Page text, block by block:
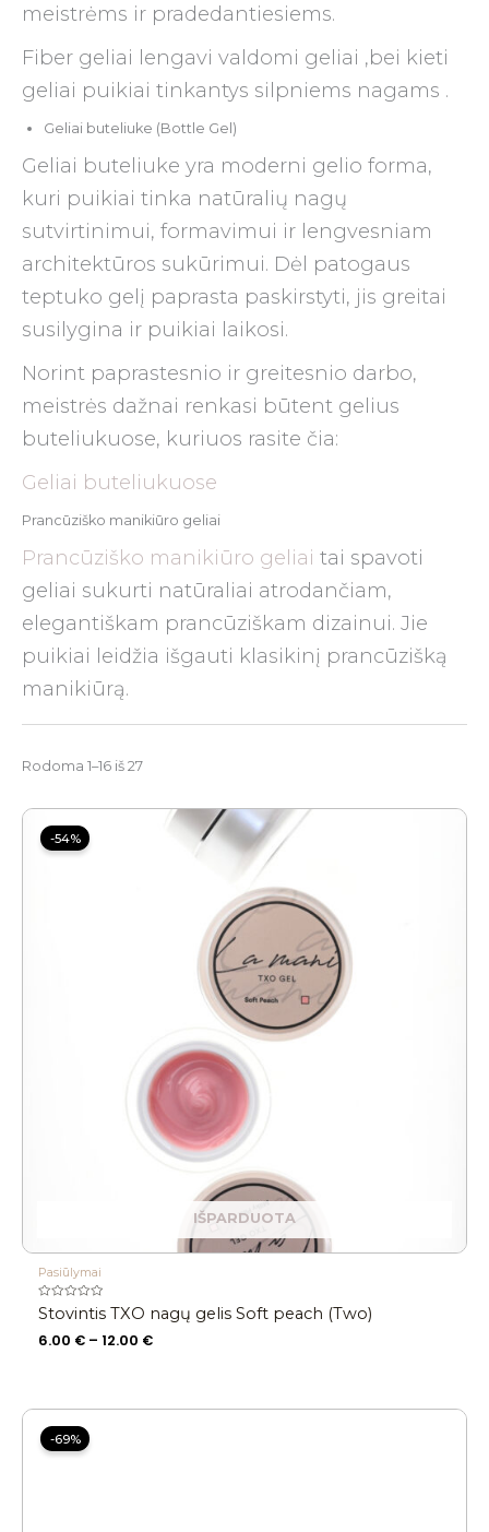
meistrėms ir pradedantiesiems.
Fiber geliai lengavi valdomi geliai ,bei kieti
geliai puikiai tinkantys silpniems nagams .
Geliai buteliuke (Bottle Gel)
Geliai buteliuke yra moderni gelio forma,
kuri puikiai tinka natūralių nagų
sutvirtinimui, formavimui ir lengvesniam
architektūros sukūrimui. Dėl patogaus
teptuko gelį paprasta paskirstyti, jis greitai
susilygina ir puikiai laikosi.
Norint paprastesnio ir greitesnio darbo,
meistrės dažnai renkasi būtent gelius
buteliukuose, kuriuos rasite čia:
Geliai buteliukuose
Prancūziško manikiūro geliai
Prancūziško manikiūro geliai tai spavoti
geliai sukurti natūraliai atrodančiam,
elegantiškam prancūziškam dizainui. Jie
puikiai leidžia išgauti klasikinį prancūzišką
manikiūrą.
Rodoma 1–16 iš 27
IŠPARDUOTA
-54%
Pasiūlymai
Įvertinimas:
0
5
Stovintis TXO nagų gelis Soft peach (Two)
6.00 € – 12.00 €
Price
range:
-69%
OriginalCurrent